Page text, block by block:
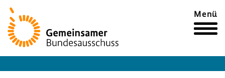
Zur
Startseite
Menü